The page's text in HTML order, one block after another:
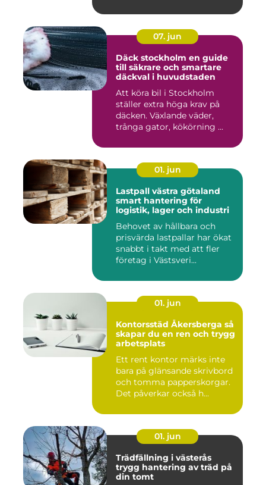
07. jun
Däck stockholm en guide
till säkrare och smartare
däckval i huvudstaden
Att köra bil i Stockholm
ställer extra höga krav på
däcken. Växlande väder,
trånga gator, kökörning ...
01. jun
Lastpall västra götaland
smart hantering för
logistik, lager och industri
Behovet av hållbara och
prisvärda lastpallar har ökat
snabbt i takt med att fler
företag i Västsveri...
01. jun
Kontorsstäd Åkersberga så
skapar du en ren och trygg
arbetsplats
Ett rent kontor märks inte
bara på glänsande skrivbord
och tomma papperskorgar.
Det påverkar också h...
01. jun
Trädfällning i västerås
trygg hantering av träd på
din tomt